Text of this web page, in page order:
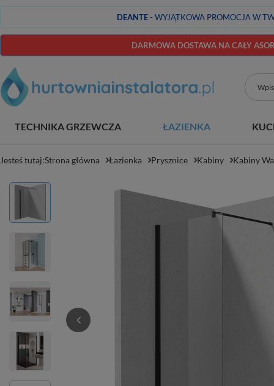
DEANTE- WYJĄTKOWA PROMOCJA W
DARMOWA DOSTAWA NA CAŁY
TECHNIKA GRZEWCZA ŁAZIENKA
Jesteś tutaj:Strona główna Łazienka Prysznice Kabiny Kabiny